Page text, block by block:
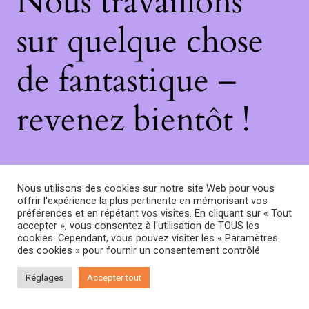
sur quelque chose
de fantastique –
revenez bientôt !
Nous utilisons des cookies sur notre site Web pour vous
offrir l'expérience la plus pertinente en mémorisant vos
préférences et en répétant vos visites. En cliquant sur « Tout
accepter », vous consentez à l'utilisation de TOUS les
cookies. Cependant, vous pouvez visiter les « Paramètres
des cookies » pour fournir un consentement contrôlé
Réglages Accepter tout